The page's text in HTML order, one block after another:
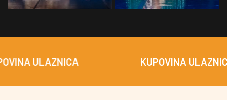
ULAZNICA KUPOVINA ULAZNICA